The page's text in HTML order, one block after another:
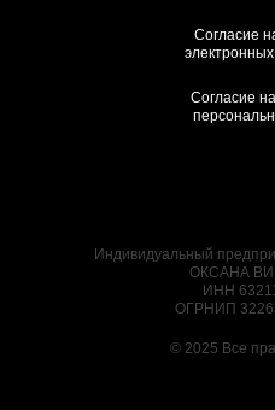
Согласие
Индивидуальный
ОКСАНА
ИНН
ОГРНИП
© 2025 Все
Согласие